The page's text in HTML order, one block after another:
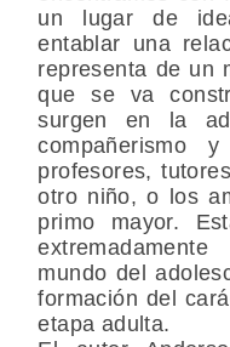
un lugar de
entablar una
representa de un
que se va
surgen en la
compañerismo
profesores,
otro niño, o los
primo mayor.
mundo del
formación del
etapa adulta.